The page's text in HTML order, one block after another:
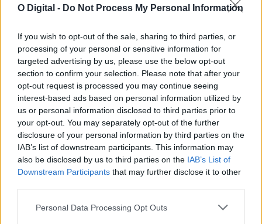
O Digital - Do Not Process My Personal Information
If you wish to opt-out of the sale, sharing to third parties, or
processing of your personal or sensitive information for
targeted advertising by us, please use the below opt-out
section to confirm your selection. Please note that after your
opt-out request is processed you may continue seeing
interest-based ads based on personal information utilized by
us or personal information disclosed to third parties prior to
your opt-out. You may separately opt-out of the further
disclosure of your personal information by third parties on the
IAB’s list of downstream participants. This information may
also be disclosed by us to third parties on the IAB’s List of
Downstream Participants that may further disclose it to other
Personal Data Processing Opt Outs
EDP desiste da central solar flutuante no Alqueva por falta de
rentabilidade
A EDP decidiu não avançar com a Central Híbrida do Grande